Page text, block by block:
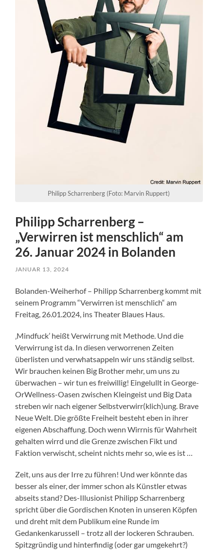
Philipp Scharrenberg (Foto: Marvin Ruppert)
Philipp Scharrenberg –
„Verwirren ist menschlich“ am
26. Januar 2024 in Bolanden
JANUAR 13, 2024
Bolanden-Weiherhof – Philipp Scharrenberg kommt mit
seinem Programm “Verwirren ist menschlich“ am
Freitag, 26.01.2024, ins Theater Blaues Haus.
‚Mindfuck’ heißt Verwirrung mit Methode. Und die
Verwirrung ist da. In diesen verworrenen Zeiten
überlisten und verwhatsappeln wir uns ständig selbst.
Wir brauchen keinen Big Brother mehr, um uns zu
überwachen – wir tun es freiwillig! Eingelullt in George-
OrWellness-Oasen zwischen Kleingeist und Big Data
streben wir nach eigener Selbstverwirr(klich)ung. Brave
Neue Welt. Die größte Freiheit besteht eben in ihrer
eigenen Abschaffung. Doch wenn Wirrnis für Wahrheit
gehalten wirrd und die Grenze zwischen Fikt und
Faktion verwischt, scheint nichts mehr so, wie es ist …
Zeit, uns aus der Irre zu führen! Und wer könnte das
besser als einer, der immer schon als Künstler etwas
abseits stand? Des-Illusionist Philipp Scharrenberg
spricht über die Gordischen Knoten in unseren Köpfen
und dreht mit dem Publikum eine Runde im
Gedankenkarussell – trotz all der lockeren Schrauben.
Spitzgründig und hinterfindig (oder gar umgekehrt?)